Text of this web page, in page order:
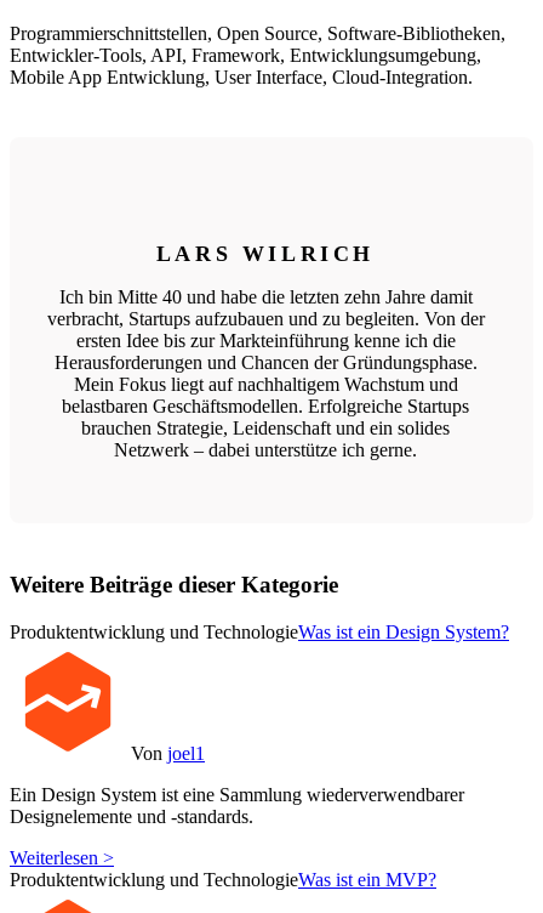
Programmierschnittstellen, Open Source, Software-Bibliotheken,
Entwickler-Tools, API, Framework, Entwicklungsumgebung,
Mobile App Entwicklung, User Interface, Cloud-Integration.
LARS WILRICH
Ich bin Mitte 40 und habe die letzten zehn Jahre damit
verbracht, Startups aufzubauen und zu begleiten. Von der
ersten Idee bis zur Markteinführung kenne ich die
Herausforderungen und Chancen der Gründungsphase.
Mein Fokus liegt auf nachhaltigem Wachstum und
belastbaren Geschäftsmodellen. Erfolgreiche Startups
brauchen Strategie, Leidenschaft und ein solides
Netzwerk – dabei unterstütze ich gerne.
Weitere Beiträge dieser Kategorie
Produktentwicklung und TechnologieWas ist ein Design System?
Von joel1
Ein Design System ist eine Sammlung wiederverwendbarer
Designelemente und -standards.
Weiterlesen >
Produktentwicklung und TechnologieWas ist ein MVP?